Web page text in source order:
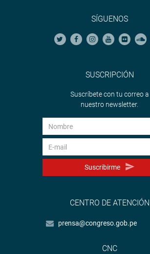
SÍGUENOS
SUSCRIPCIÓN
Suscríbete con tu correo a
nuestro newsletter.
Suscribirme
CENTRO DE ATENCIÓN
prensa@congreso.gob.pe
CNC